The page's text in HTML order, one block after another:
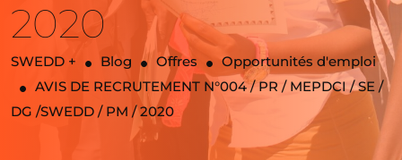
2020
SWEDD + Blog Offres
Opportunités d'emploi
AVIS DE RECRUTEMENT N°004 / PR / MEPDCI / SE /
DG /SWEDD / PM / 2020